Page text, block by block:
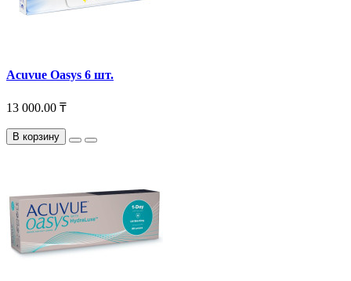
Acuvue Oasys 6 шт.
13 000.00 ₸
В корзину